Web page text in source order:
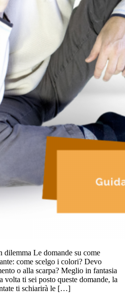
dilemma Le domande su come
come scelgo i colori? Devo
o alla scarpa? Meglio in fantasia
volta ti sei posto queste domande, la
ti schiarirà le […]